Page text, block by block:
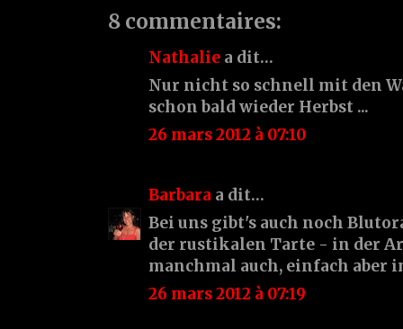
8 commentaires:
Nathalie a dit…
Nur nicht so schnell mit den
schon bald wieder Herbst ...
26 mars 2012 à 07:10
Barbara a dit…
Bei uns gibt's auch noch
der rustikalen Tarte - in der
manchmal auch, einfach aber
26 mars 2012 à 07:19